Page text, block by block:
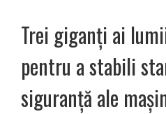
Trei giganți ai
pentru a stabili
siguranță ale